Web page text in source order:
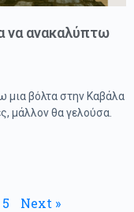
να ανακαλύπτω
μια βόλτα στην Καβάλα
μάλλον θα γελούσα.
5 Next »